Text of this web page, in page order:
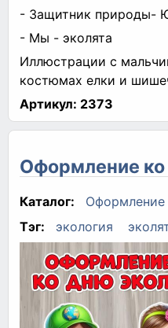
- Защитник природы-
- Мы - эколята
Иллюстрации с
костюмах елки и
Артикул: 2373
Оформление
Каталог:
Оформление
Тэг:
экология